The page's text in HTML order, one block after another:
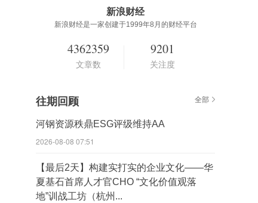
新浪财经
新浪财经是一家创建于1999年8月的财经平台
4362359
文章数
9201
关注度
往期回顾 全部
河钢资源秩鼎ESG评级维持AA
2026-08-08 07:51
【最后2天】构建实打实的企业文化——华
夏基石首席人才官CHO “文化价值观落
地”训战工坊（杭州...